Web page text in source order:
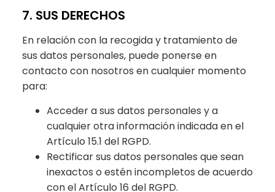
7. SUS DERECHOS
En relación con la recogida y tratamiento de
sus datos personales, puede ponerse en
contacto con nosotros en cualquier momento
para:
Acceder a sus datos personales y a
cualquier otra información indicada en el
Artículo 15.1 del RGPD.
Rectificar sus datos personales que sean
inexactos o estén incompletos de acuerdo
con el Artículo 16 del RGPD.